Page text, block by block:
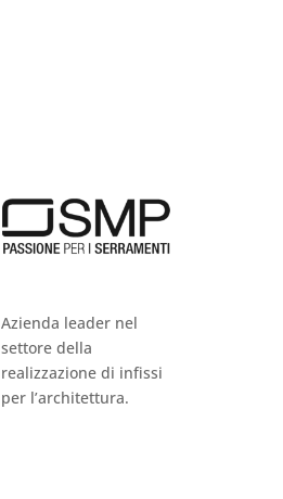
Azienda leader nel
settore della
realizzazione di infissi
per l’architettura.